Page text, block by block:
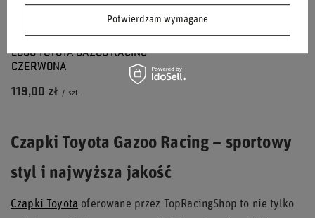
CZAPKA Z DASZKIEM LARGE
LOGO TOYOTA GAZOO RACING
CZERWONA
119,00 zł / szt.
Czapki Toyota Gazoo Racing – sportowy
styl i najwyższa jakość
Czapki Toyota oferowane przez TopRacingShop to nie tylko
Potwierdzam wymagane